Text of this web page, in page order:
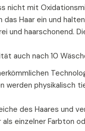
nicht mit
das Haar ein und
und haarschonend.
auch nach 10
werden physikalisch
des Haares und
einzelner Farbton